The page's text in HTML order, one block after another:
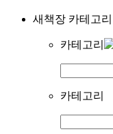
새책장 카테고리
카테고리
카테고리